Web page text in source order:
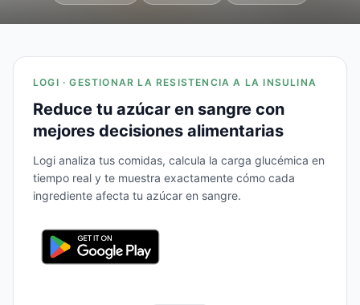
LOGI · GESTIONAR LA RESISTENCIA A LA INSULINA
Reduce tu azúcar en sangre con
mejores decisiones alimentarias
Logi analiza tus comidas, calcula la carga glucémica en
tiempo real y te muestra exactamente cómo cada
ingrediente afecta tu azúcar en sangre.